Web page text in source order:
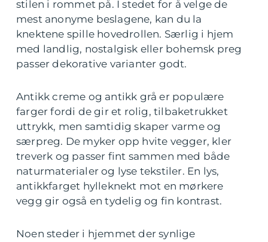
stilen i rommet på. I stedet for å velge de
mest anonyme beslagene, kan du la
knektene spille hovedrollen. Særlig i hjem
med landlig, nostalgisk eller bohemsk preg
passer dekorative varianter godt.
Antikk creme og antikk grå er populære
farger fordi de gir et rolig, tilbaketrukket
uttrykk, men samtidig skaper varme og
særpreg. De myker opp hvite vegger, kler
treverk og passer fint sammen med både
naturmaterialer og lyse tekstiler. En lys,
antikkfarget hylleknekt mot en mørkere
vegg gir også en tydelig og fin kontrast.
Noen steder i hjemmet der synlige